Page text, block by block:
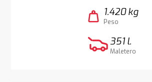
weight 1.420 kg
Peso
351 l.
Maletero